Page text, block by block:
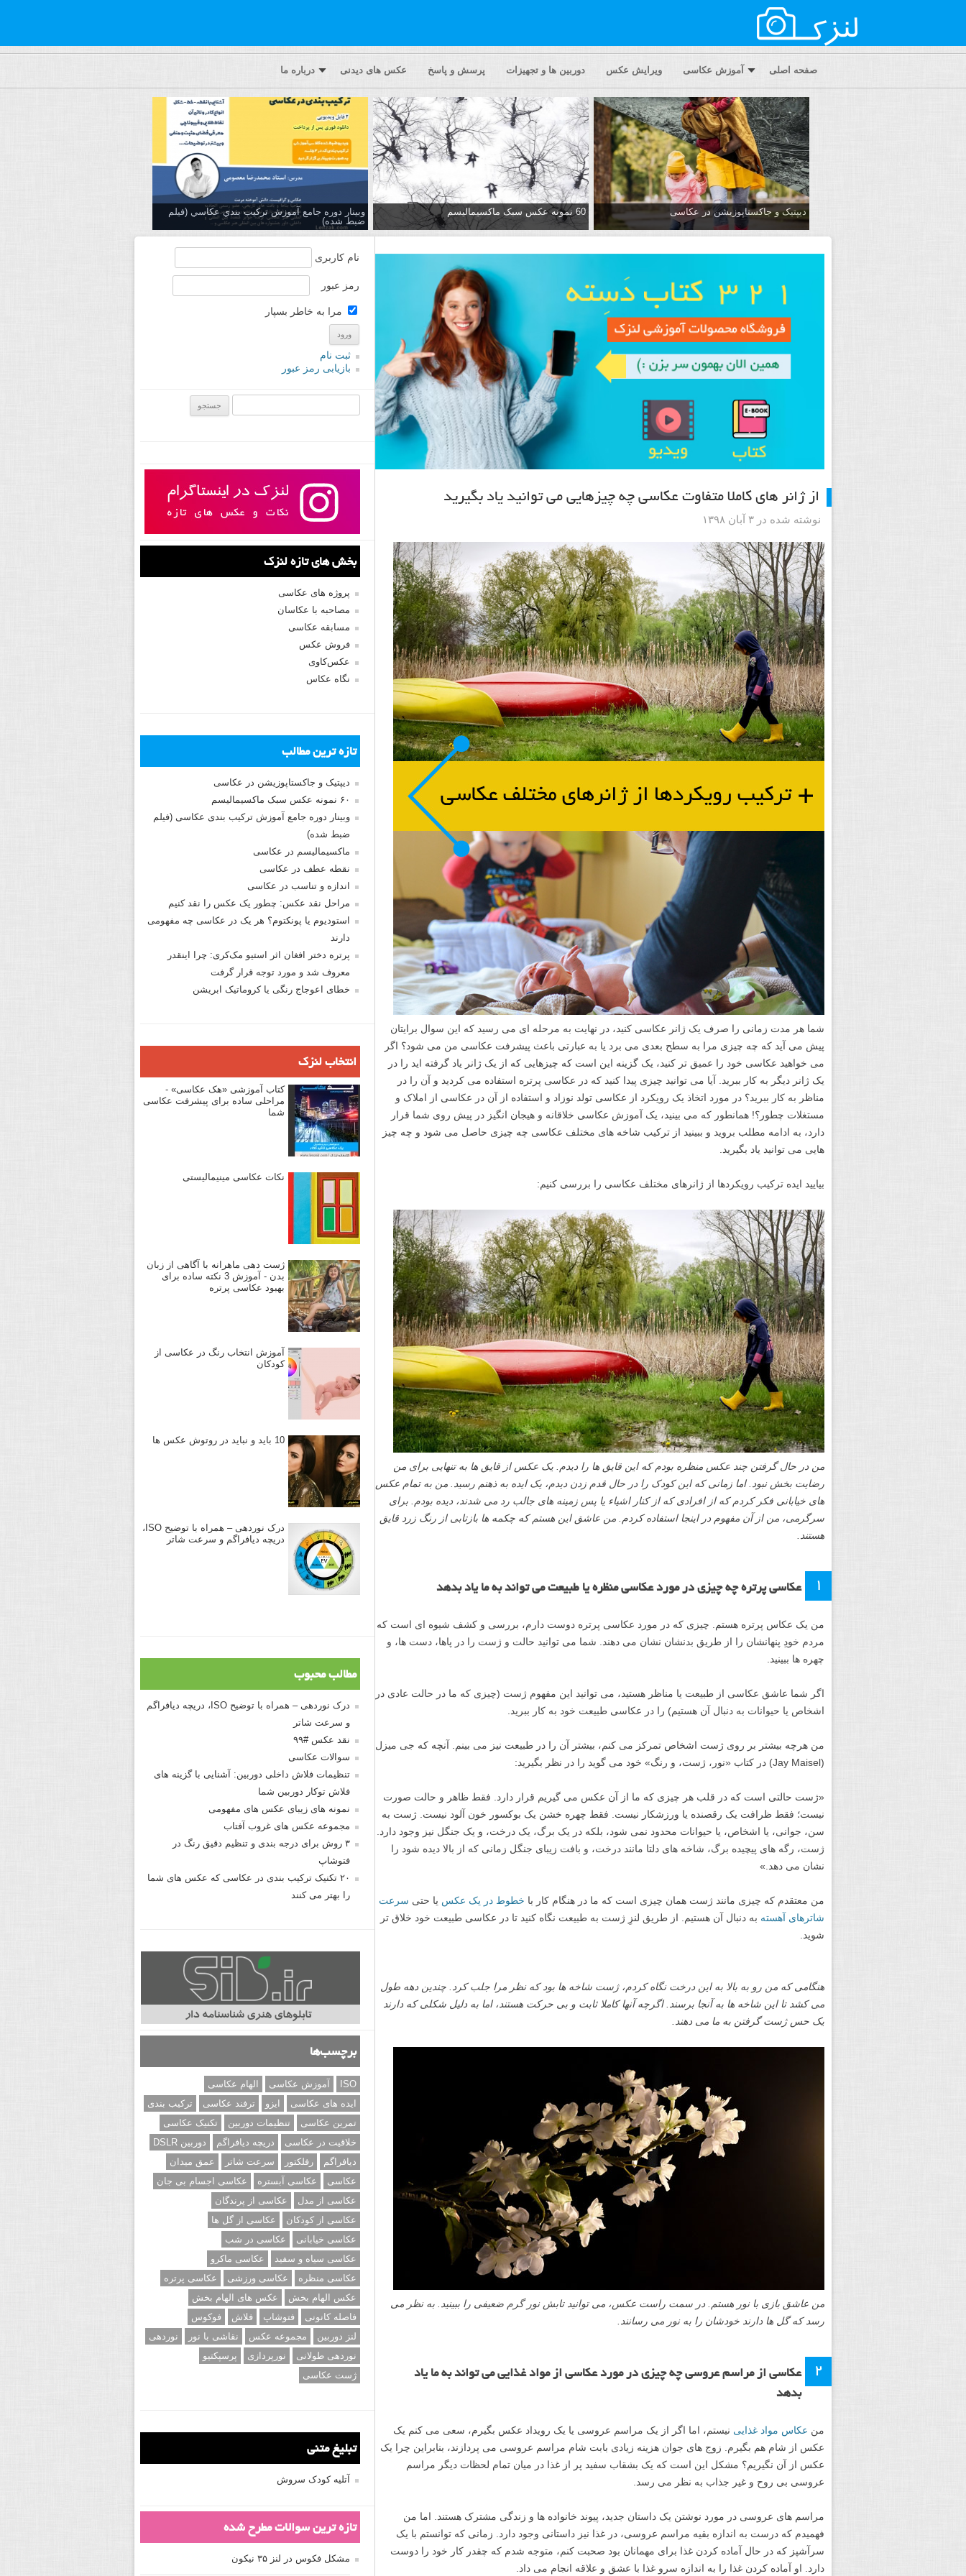
صفحه اصلی آموزش عکاسی ویرایش عکس دوربین ها و تجهیزات پرسش و پاسخ عکس های دیدنی درباره ما
دیپتیک و جاکستا‌پوزیشن در عکاسی 60 نمونه عکس سبک ماکسیمالیسم
وبینار دوره جامع آموزش تركيب بندي عكاسي (فیلم
ضبط شده)
از ژانر های کاملا متفاوت عکاسی چه چیزهایی می توانید یاد بگیرید
نوشته شده در ۳ آبان ۱۳۹۸
شما هر مدت زمانی را صرف یک ژانر عکاسی کنید، در نهایت به مرحله ای می رسید که این سوال برایتان
پیش می آید که چه چیزی مرا به سطح بعدی می برد یا به عبارتی باعث پیشرفت عکاسی من می شود؟ اگر
می خواهید عکاسی خود را عمیق تر کنید، یک گزینه این است که چیزهایی که از یک ژانر یاد گرفته اید را در
یک ژانر دیگر به کار ببرید. آیا می توانید چیزی پیدا کنید که در عکاسی پرتره استفاده می کردید و آن را در
مناظر به کار ببرید؟ در مورد اتخاذ یک رویکرد از عکاسی تولد نوزاد و استفاده از آن در عکاسی از املاک و
مستغلات چطور؟! همانطور که می بینید، یک آموزش عکاسی خلاقانه و هیجان انگیز در پیش روی شما قرار
دارد، به ادامه مطلب بروید و ببینید از ترکیب شاخه های مختلف عکاسی چه چیزی حاصل می شود و چه چیز
هایی می توانید یاد بگیرید.
بیایید ایده ترکیب رویکردها از ژانرهای مختلف عکاسی را بررسی کنیم:
من در حال گرفتن چند عکس منظره بودم که این قایق ها را دیدم. یک عکس از قایق ها به تنهایی برای من
رضایت بخش نبود. اما زمانی که این کودک را در حال قدم زدن دیدم، یک ایده به ذهنم رسید. من به تمام عکس
های خیابانی فکر کردم که از افرادی که از کنار اشیاء یا پس زمینه های جالب رد می شدند، دیده بودم. برای
سرگرمی، من از آن مفهوم در اینجا استفاده کردم. من عاشق این هستم که چکمه ها بازتابی از رنگ زرد قایق
هستند.
۱ عکاسی پرتره چه چیزی در مورد عکاسی منظره یا طبیعت می تواند به ما یاد بدهد
من یک عکاس پرتره هستم. چیزی که در مورد عکاسی پرتره دوست دارم، بررسی و کشف شیوه ای است که
مردم خودِ پنهانشان را از طریق بدنشان نشان می دهند. شما می توانید حالت و ژست را در پاها، دست ها، و
چهره ها ببینید.
اگر شما عاشق عکاسی از طبیعت یا مناظر هستید، می توانید این مفهوم ژست (چیزی که ما در حالت عادی در
اشخاص یا حیوانات به دنبال آن هستیم) را در عکاسی طبیعت خود به کار ببرید.
من هرچه بیشتر بر روی ژست اشخاص تمرکز می کنم، بیشتر آن را در طبیعت نیز می بینم. آنچه که جی میزل
(Jay Maisel) در کتاب «نور، ژست، و رنگ» خود می گوید را در نظر بگیرید:
«ژست حالتی است که در قلب هر چیزی که ما از آن عکس می گیریم قرار دارد. فقط ظاهر و حالت صورت
نیست؛ فقط ظرافت یک رقصنده یا ورزشکار نیست. فقط چهره خشن یک بوکسور خون آلود نیست. ژست به
سن، جوانی، یا اشخاص، یا حیوانات محدود نمی شود، بلکه در یک برگ، یک درخت، و یک جنگل نیز وجود دارد.
ژست، رگه های پیچیده برگ، شاخه های دلتا مانند درخت، و بافت زیبای جنگل زمانی که از بالا دیده شود را
نشان می دهد.»
من معتقدم که چیزی مانند ژست همان چیزی است که ما در هنگام کار با خطوط در یک عکس یا حتی سرعت
شاترهای آهسته به دنبال آن هستیم. از طریق لنزِ ژست به طبیعت نگاه کنید تا در عکاسی طبیعت خود خلاق تر
شوید.
هنگامی که من رو به بالا به این درخت نگاه کردم، ژست شاخه ها بود که نظر مرا جلب کرد. چندین دهه طول
می کشد تا این شاخه ها به آنجا برسند. اگرچه آنها کاملا ثابت و بی حرکت هستند، اما به دلیل شکلی که دارند
یک حس ژست گرفتن به ما می دهند.
من عاشق بازی با نور هستم. در سمت راست عکس، می توانید تابش نور گرم ضعیفی را ببینید. به نظر می
رسد که گل ها دارند خودشان را به نور می رسانند.
۲
عکاسی از مراسم عروسی چه چیزی در مورد عکاسی از مواد غذایی می تواند به ما یاد
بدهد
من عکاس مواد غذایی نیستم، اما اگر از یک مراسم عروسی یا یک رویداد عکس بگیرم، سعی می کنم یک
عکس از شام هم بگیرم. زوج های جوان هزینه زیادی بابت شام مراسم عروسی می پردازند، بنابراین چرا یک
عکس از آن نگیریم؟ مشکل این است که یک بشقاب سفید پر از غذا در میان تمام لحظات دیگر مراسم
عروسی بی روح و غیر جذاب به نظر می رسد.
مراسم های عروسی در مورد نوشتن یک داستان جدید، پیوند خانواده ها و زندگی مشترک هستند. اما من
فهمیدم که درست به اندازه بقیه مراسم عروسی، در غذا نیز داستانی وجود دارد. زمانی که توانستم با یک
سرآشپز که در حال آماده کردن غذا برای مهمانان بود صحبت کنم، متوجه شدم که چقدر کار خود را دوست
دارد. او آماده کردن غذا را به اندازه سرو غذا با عشق و علاقه انجام می داد.
نام کاربری
رمز عبور
مرا به خاطر بسپار
ثبت نام
بازیابی رمز عبور
بخش های تازه لنزک
پروژه های عکاسی
مصاحبه با عکاسان
مسابقه عکاسی
فروش عکس
عکس‌کاوی
نگاه عکاس
تازه ترین مطالب
دیپتیک و جاکستا‌پوزیشن در عکاسی
۶۰ نمونه عکس سبک ماکسیمالیسم
وبینار دوره جامع آموزش ترکیب بندی عکاسی (فیلم
ضبط شده)
ماکسیمالیسم در عکاسی
نقطه عطف در عکاسی
اندازه و تناسب در عکاسی
مراحل نقد عکس: چطور یک عکس را نقد کنیم
استودیوم یا پونکتوم؟ هر یک در عکاسی چه مفهومی
دارند
پرتره دختر افغان اثر استیو مک‌کری: چرا اینقدر
معروف شد و مورد توجه قرار گرفت
خطای اعوجاج رنگی یا کروماتیک ابریشن
انتخاب لنزک
کتاب آموزشی «هک عکاسی» -
مراحلی ساده برای پیشرفت عکاسی
شما
نکات عکاسی مینیمالیستی
ژست دهی ماهرانه با آگاهی از زبان
بدن - آموزش 3 نکته ساده برای
بهبود عکاسی پرتره
آموزش انتخاب رنگ در عکاسی از
کودکان
10 باید و نباید در روتوش عکس ها
درک نوردهی – همراه با توضیح ISO،
دریچه دیافراگم و سرعت شاتر
مطالب محبوب
درک نوردهی – همراه با توضیح ISO، دریچه دیافراگم
و سرعت شاتر
نقد عکس #۹۹
سوالات عکاسی
تنظیمات فلاش داخلی دوربین: آشنایی با گزینه های
فلاش توکار دوربین شما
نمونه های زیبای عکس های مفهومی
مجموعه عکس های غروب آفتاب
۳ روش برای درجه بندی و تنظیم دقیق رنگ در
فتوشاپ
۲۰ تکنیک ترکیب بندی در عکاسی که عکس های شما
را بهتر می کنند
برچسب‌ها
ISO آموزش عکاسی
الهام عکاسی
ایده های عکاسی
ایزو ترفند عکاسی
ترکیب بندی
تمرین عکاسی
تنظیمات دوربین
تکنیک عکاسی
خلاقیت در عکاسی
دریچه دیافراگم
دوربین DSLR
دیافراگم
رفلکتور سرعت شاتر
عمق میدان
عکاسی
عکاسی آبستره
عکاسی اجسام بی جان
عکاسی از مدل
عکاسی از پرندگان
عکاسی از کودکان
عکاسی از گل ها
عکاسی خیابانی
عکاسی در شب
عکاسی سیاه و سفید
عکاسی ماکرو
عکاسی منظره
عکاسی ورزشی
عکاسی پرتره
عکس الهام بخش
عکس های الهام بخش
فاصله کانونی
فتوشاپ فلاش
فوکوس
لنز دوربین
مجموعه عکس نقاشی با نور
نوردهی
نوردهی طولانی
نورپردازی
پرسپکتیو
ژست عکاسی
تبلیغ متنی
آتلیه کودک سروش
تازه ترین سوالات مطرح شده
مشکل فکوس در لنز ۳۵ نیکون